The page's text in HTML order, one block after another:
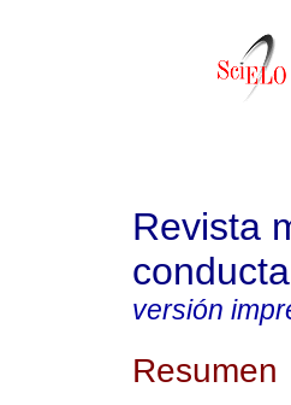
Revista
conducta
versión
Resumen